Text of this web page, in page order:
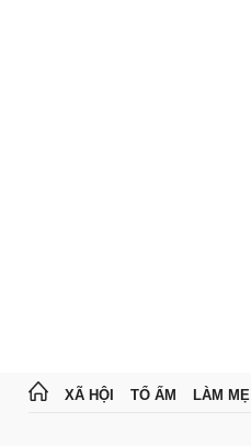
XÃ HỘI TỔ ẤM LÀM MẸ